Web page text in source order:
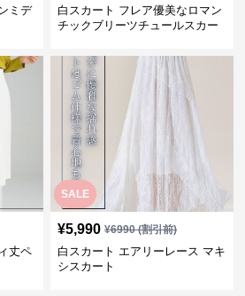
ミデ
白スカート フレア優美なロマン
チックブリーツチュールスカー
丈ペ
SALE
¥5,990 ¥6990(割引前)
白スカート エアリーレース マキ
シスカート